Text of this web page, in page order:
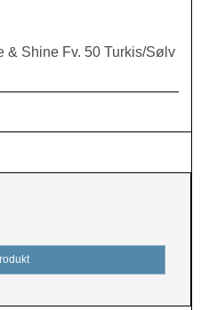
& Shine Fv. 50 Turkis/Sølv